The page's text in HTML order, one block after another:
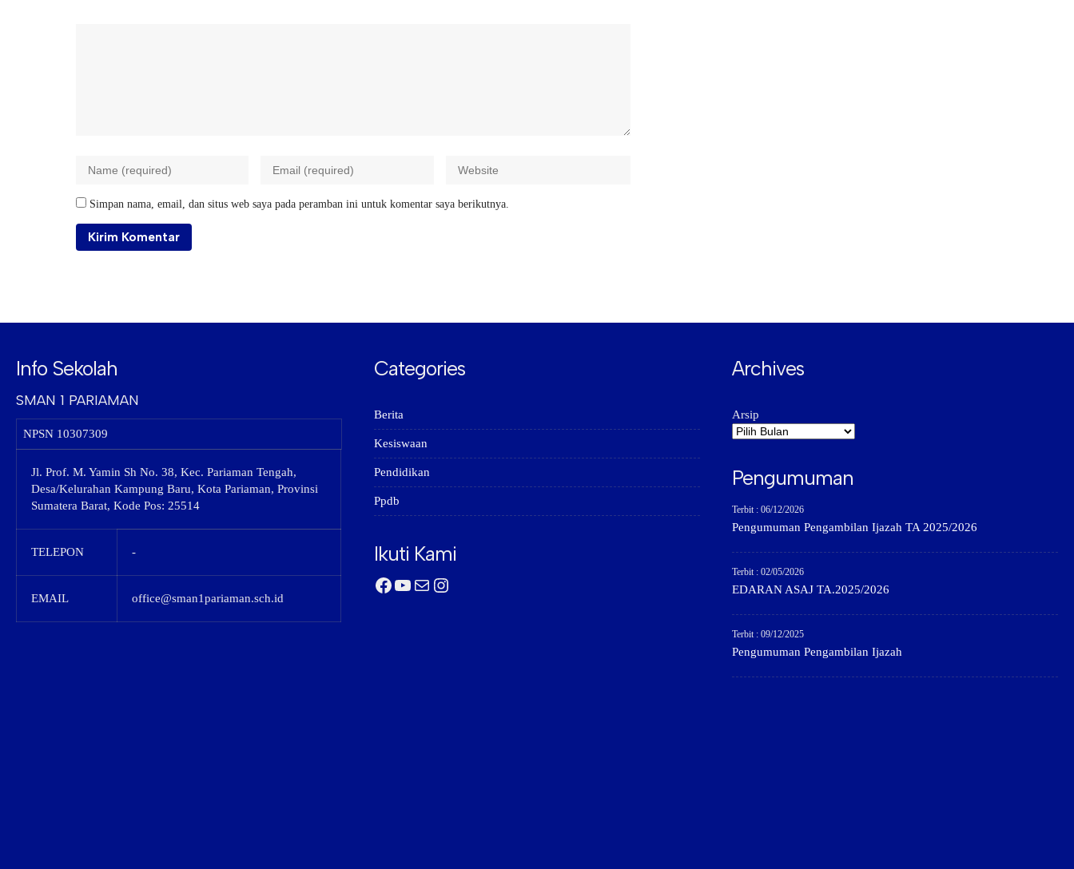
Simpan nama, email, dan situs web saya pada peramban ini untuk komentar saya berikutnya.
Info Sekolah
SMAN 1 PARIAMAN
NPSN 10307309
Jl. Prof. M. Yamin Sh No. 38, Kec. Pariaman Tengah,
Desa/Kelurahan Kampung Baru, Kota Pariaman, Provinsi
Sumatera Barat, Kode Pos: 25514
TELEPON -
EMAIL office@sman1pariaman.sch.id
Categories
Berita
Kesiswaan
Pendidikan
Ppdb
Ikuti Kami
Facebook
YouTube
MailInstagram
Archives
Arsip
Pengumuman
Terbit : 06/12/2026
Pengumuman Pengambilan Ijazah TA 2025/2026
Terbit : 02/05/2026
EDARAN ASAJ TA.2025/2026
Terbit : 09/12/2025
Pengumuman Pengambilan Ijazah